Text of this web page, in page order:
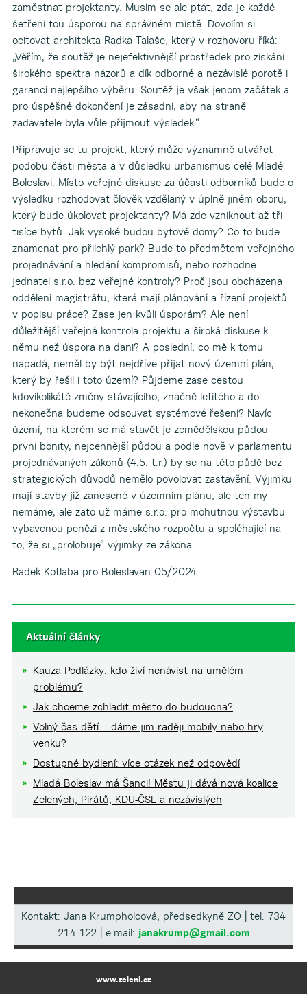
zaměstnat projektanty. Musím se ale ptát, zda je každé
šetření tou úsporou na správném místě. Dovolím si
ocitovat architekta Radka Talaše, který v rozhovoru říká:
„Věřím, že soutěž je nejefektivnější prostředek pro získání
širokého spektra názorů a dík odborné a nezávislé porotě i
garancí nejlepšího výběru. Soutěž je však jenom začátek a
pro úspěšné dokončení je zásadní, aby na straně
zadavatele byla vůle přijmout výsledek.“
Připravuje se tu projekt, který může významně utvářet
podobu části města a v důsledku urbanismus celé Mladé
Boleslavi. Místo veřejné diskuse za účasti odborníků bude o
výsledku rozhodovat člověk vzdělaný v úplně jiném oboru,
který bude úkolovat projektanty? Má zde vzniknout až tři
tisíce bytů. Jak vysoké budou bytové domy? Co to bude
znamenat pro přilehlý park? Bude to předmětem veřejného
projednávání a hledání kompromisů, nebo rozhodne
jednatel s.r.o. bez veřejné kontroly? Proč jsou obcházena
oddělení magistrátu, která mají plánování a řízení projektů
v popisu práce? Zase jen kvůli úsporám? Ale není
důležitější veřejná kontrola projektu a široká diskuse k
němu než úspora na dani? A poslední, co mě k tomu
napadá, neměl by být nejdříve přijat nový územní plán,
který by řešil i toto území? Půjdeme zase cestou
kdovíkolikáté změny stávajícího, značně letitého a do
nekonečna budeme odsouvat systémové řešení? Navíc
území, na kterém se má stavět je zemědělskou půdou
první bonity, nejcennější půdou a podle nově v parlamentu
projednávaných zákonů (4.5. t.r.) by se na této půdě bez
strategických důvodů nemělo povolovat zastavění. Výjimku
mají stavby již zanesené v územním plánu, ale ten my
nemáme, ale zato už máme s.r.o. pro mohutnou výstavbu
vybavenou penězi z městského rozpočtu a spoléhající na
to, že si „prolobuje“ výjimky ze zákona.
Radek Kotlaba pro Boleslavan 05/2024
Aktuální články
Kauza Podlázky: kdo živí nenávist na umělém
problému?
Jak chceme zchladit město do budoucna?
Volný čas dětí – dáme jim raději mobily nebo hry
venku?
Dostupné bydlení: více otázek než odpovědí
Mladá Boleslav má Šanci! Městu ji dává nová koalice
Zelených, Pirátů, KDU-ČSL a nezávislých
Kontakt: Jana Krumpholcová, předsedkyně ZO | tel. 734
214 122 | e-mail: janakrump@gmail.com
www.zeleni.cz